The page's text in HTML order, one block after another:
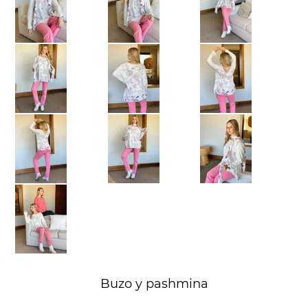
Buzo y pashmina